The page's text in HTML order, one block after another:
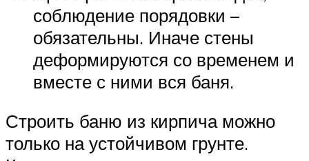
соблюдение порядовки –
обязательны. Иначе стены
деформируются со временем и
вместе с ними вся баня.
Строить баню из кирпича можно
только на устойчивом грунте.